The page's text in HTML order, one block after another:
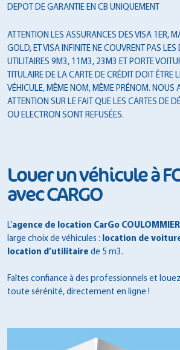
DEPOT DE GARANTIE EN CB UNIQUEMENT
ATTENTION LES ASSURANCES DES VISA 1ER,
GOLD, ET VISA INFINITE NE COUVRENT PAS LES
UTILITAIRES 9M3, 11M3, 23M3 ET PORTE
TITULAIRE DE LA CARTE DE CRÉDIT DOIT ÊTRE
VÉHICULE, MÊME NOM, MÊME PRÉNOM. NOUS
ATTENTION SUR LE FAIT QUE LES CARTES DE
OU ELECTRON SONT REFUSÉES.
Louer un véhicule à
avec CARGO
L’agence de location CarGo
large choix de véhicules : location de
location d’utilitaire de 5 m3.
Faîtes confiance à des professionnels et
toute sérénité, directement en ligne !